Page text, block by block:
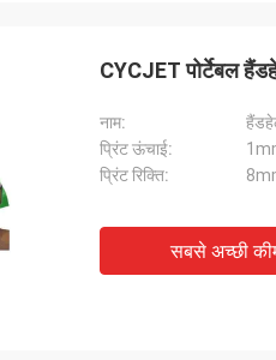
CYCJET पोर्टेबल
नाम:
प्रिंट ऊंचाई:
प्रिंट रिक्ति:
सबसे अच्छी